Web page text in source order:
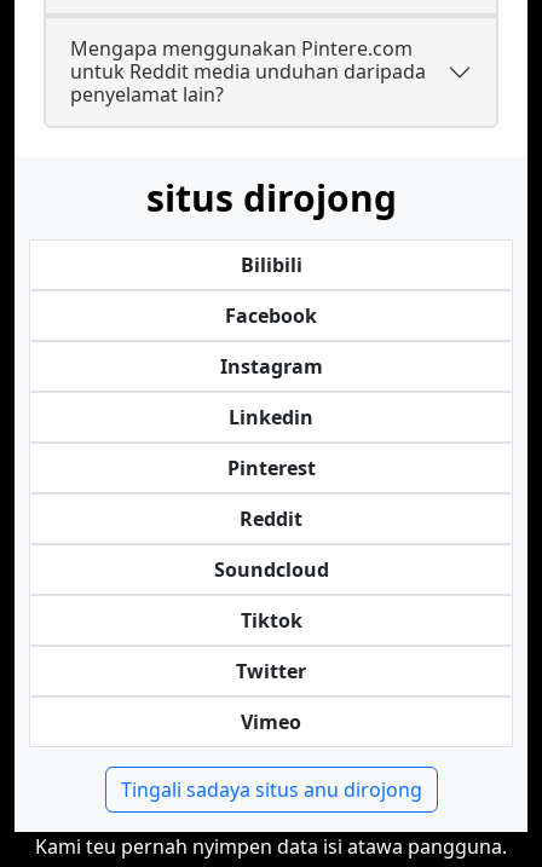
Mengapa menggunakan Pintere.com
untuk Reddit media unduhan daripada
penyelamat lain?
situs dirojong
Bilibili
Facebook
Instagram
Linkedin
Pinterest
Reddit
Soundcloud
Tiktok
Twitter
Vimeo
Tingali sadaya situs anu dirojong
Kami teu pernah nyimpen data isi atawa pangguna.